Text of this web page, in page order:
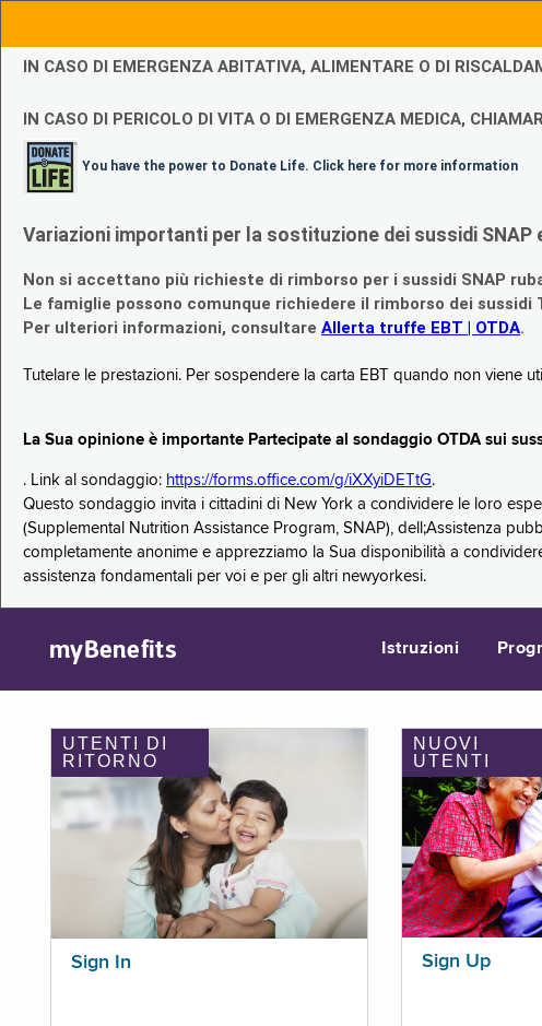
IN CASO DI EMERGENZA ABITATIVA, ALIMENTARE O DI
IN CASO DI PERICOLO DI VITA O DI EMERGENZA MEDICA,
You have the power to Donate Life. Click here for more information
Variazioni importanti per la sostituzione dei sussidi
Non si accettano più richieste di rimborso per i sussidi SNAP
Le famiglie possono comunque richiedere il rimborso dei
Per ulteriori informazioni, consultare Allerta truffe EBT | OTDA.
Tutelare le prestazioni. Per sospendere la carta EBT quando non viene
La Sua opinione è importante Partecipate al sondaggio OTDA sui
. Link al sondaggio: https://forms.office.com/g/iXXyiDETtG.
Questo sondaggio invita i cittadini di New York a condividere le loro
(Supplemental Nutrition Assistance Program, SNAP), dell;Assistenza
completamente anonime e apprezziamo la Sua disponibilità a
assistenza fondamentali per voi e per gli altri newyorkesi.
myBenefits Istruzioni
UTENTI DI
RITORNO
Sign In
NUOVI
UTENTI
Sign Up